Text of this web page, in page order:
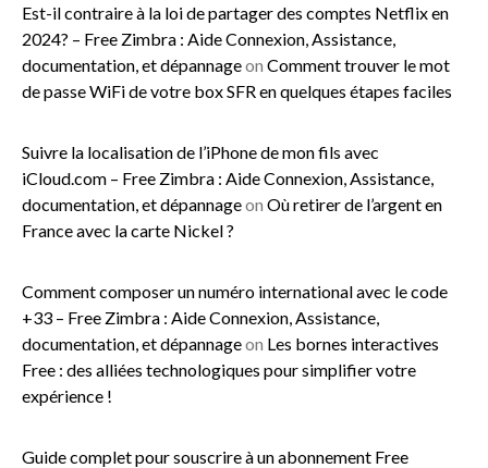
Est-il contraire à la loi de partager des comptes Netflix en
2024? – Free Zimbra : Aide Connexion, Assistance,
documentation, et dépannageon Comment trouver le mot
de passe WiFi de votre box SFR en quelques étapes faciles
Suivre la localisation de l’iPhone de mon fils avec
iCloud.com – Free Zimbra : Aide Connexion, Assistance,
documentation, et dépannageon Où retirer de l’argent en
France avec la carte Nickel ?
Comment composer un numéro international avec le code
+33 – Free Zimbra : Aide Connexion, Assistance,
documentation, et dépannageon Les bornes interactives
Free : des alliées technologiques pour simplifier votre
expérience !
Guide complet pour souscrire à un abonnement Free